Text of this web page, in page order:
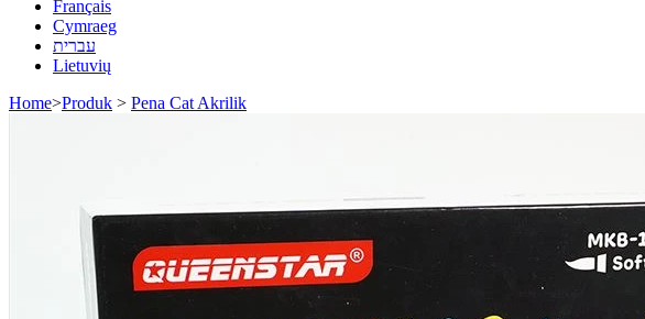
Français
Cymraeg
עברית
Lietuvių
Home>Produk > Pena Cat Akrilik